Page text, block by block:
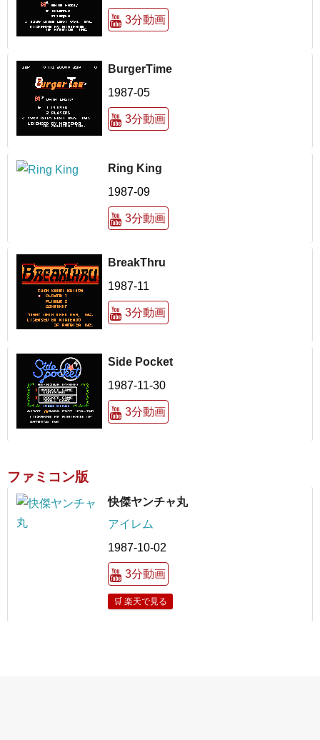
3分動画
BurgerTime
1987-05
3分動画
Ring King
1987-09
3分動画
BreakThru
1987-11
3分動画
Side Pocket
1987-11-30
3分動画
ファミコン版
快傑ヤンチャ丸
アイレム
1987-10-02
3分動画
🛒 楽天で見る